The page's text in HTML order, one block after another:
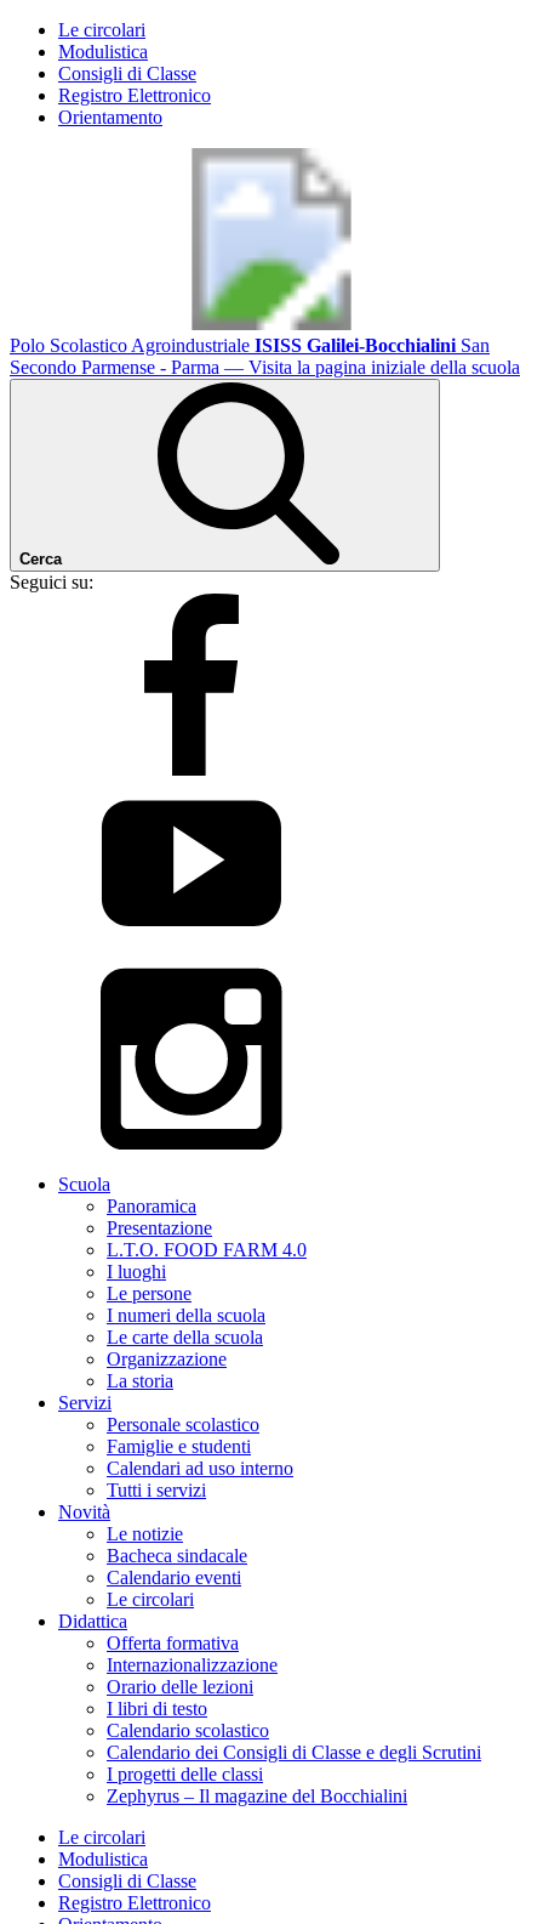
Le circolari
Modulistica
Consigli di Classe
Registro Elettronico
Orientamento
Polo Scolastico Agroindustriale ISISS Galilei-Bocchialini San
Secondo Parmense - Parma — Visita la pagina iniziale della scuola
Cerca
Seguici su:
Scuola
Panoramica
Presentazione
L.T.O. FOOD FARM 4.0
I luoghi
Le persone
I numeri della scuola
Le carte della scuola
Organizzazione
La storia
Servizi
Personale scolastico
Famiglie e studenti
Calendari ad uso interno
Tutti i servizi
Novità
Le notizie
Bacheca sindacale
Calendario eventi
Le circolari
Didattica
Offerta formativa
Internazionalizzazione
Orario delle lezioni
I libri di testo
Calendario scolastico
Calendario dei Consigli di Classe e degli Scrutini
I progetti delle classi
Zephyrus – Il magazine del Bocchialini
Le circolari
Modulistica
Consigli di Classe
Registro Elettronico